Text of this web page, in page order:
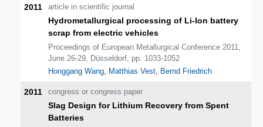
2011 article in scientific journal
Hydrometallurgical processing of Li-Ion battery
scrap from electric vehicles
Proceedings of European Metallurgical Conference 2011,
June 26-29, Düsseldorf, pp. 1033-1052
Honggang Wang, Matthias Vest, Bernd Friedrich
2011 congress or congress paper
Slag Design for Lithium Recovery from Spent
Batteries